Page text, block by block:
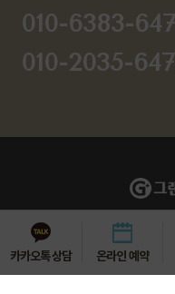
010-6383-
010-2035-
강원특별자치도 춘천
상호명 : 그랜드아름다운의원
사업자등록번호 : 876-21-
카카오톡 상담 온라인 예약